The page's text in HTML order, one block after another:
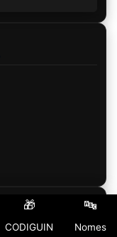
🎁
CODIGUIN
🔤
Nomes